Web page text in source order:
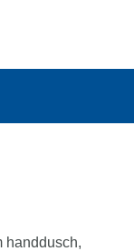
handdusch,